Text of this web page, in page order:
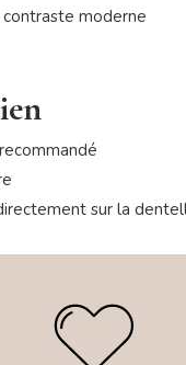
moderne
sur la